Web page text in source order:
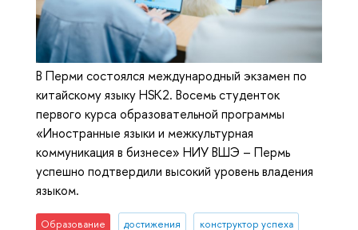
В Перми состоялся международный экзамен по
китайскому языку HSK2. Восемь студенток
первого курса образовательной программы
«Иностранные языки и межкультурная
коммуникация в бизнесе» НИУ ВШЭ – Пермь
успешно подтвердили высокий уровень владения
языком.
Образование достижения конструктор успеха